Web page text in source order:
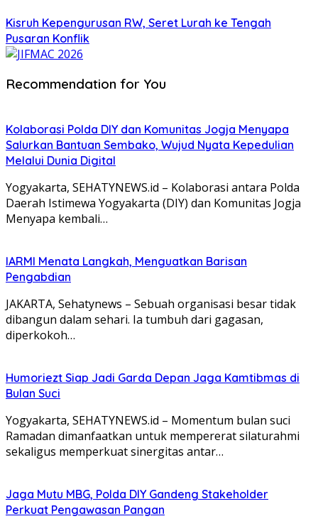
Kisruh Kepengurusan RW, Seret Lurah ke Tengah
Pusaran Konflik
Recommendation for You
Kolaborasi Polda DIY dan Komunitas Jogja Menyapa
Salurkan Bantuan Sembako, Wujud Nyata Kepedulian
Melalui Dunia Digital
Yogyakarta, SEHATYNEWS.id – Kolaborasi antara Polda
Daerah Istimewa Yogyakarta (DIY) dan Komunitas Jogja
Menyapa kembali…
IARMI Menata Langkah, Menguatkan Barisan
Pengabdian
JAKARTA, Sehatynews – Sebuah organisasi besar tidak
dibangun dalam sehari. Ia tumbuh dari gagasan,
diperkokoh…
Humoriezt Siap Jadi Garda Depan Jaga Kamtibmas di
Bulan Suci
Yogyakarta, SEHATYNEWS.id – Momentum bulan suci
Ramadan dimanfaatkan untuk mempererat silaturahmi
sekaligus memperkuat sinergitas antar…
Jaga Mutu MBG, Polda DIY Gandeng Stakeholder
Perkuat Pengawasan Pangan